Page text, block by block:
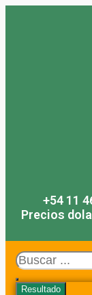
+54 11
Precios
Search
...
Resultado